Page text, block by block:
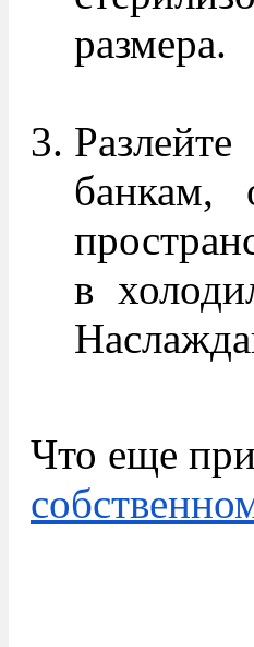
размера.
банкам,
в
Что еще